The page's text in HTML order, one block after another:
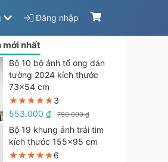
Đăng nhập
mới nhất
Bộ 10 bộ ảnh tổ ong dán
tường 2024 kích thước
73x54 cm
★★★★★
★★★★★
★★★★★3
553.000 ₫
790.000 ₫
Bộ 19 khung ảnh trái tim
kích thước 155x95 cm
★★★★★
★★★★★
★★★★★6